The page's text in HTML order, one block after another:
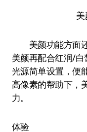
美颜功能方面还
美颜再配合红润/
光源简单设置，便
高像素的帮助下，
力。
体验